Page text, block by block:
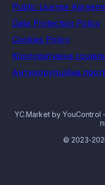
Public License
Data Protection Policy
Cookies Policy
Корпоративна
Антикорупційна
YC.Market by YouControl
© 2023-